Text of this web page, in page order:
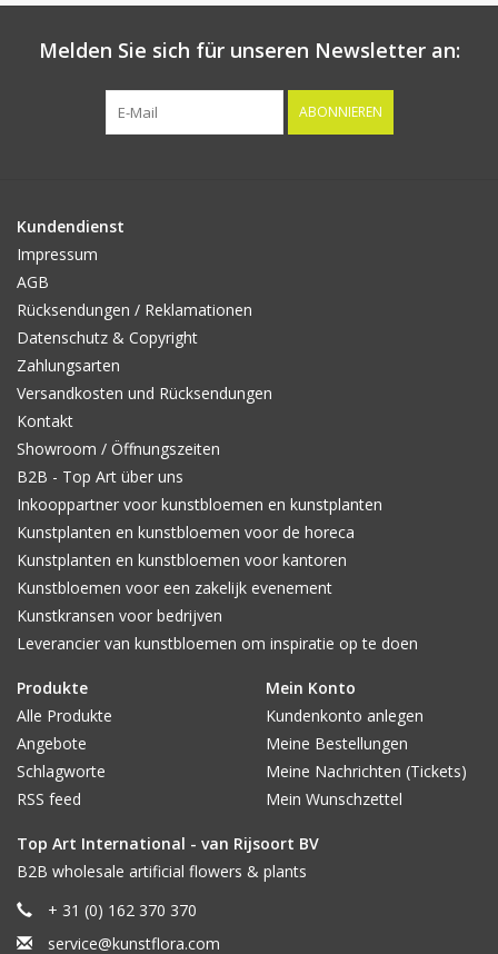
Melden Sie sich für unseren Newsletter an:
ABONNIEREN
Kundendienst
Impressum
AGB
Rücksendungen / Reklamationen
Datenschutz & Copyright
Zahlungsarten
Versandkosten und Rücksendungen
Kontakt
Showroom / Öffnungszeiten
B2B - Top Art über uns
Inkooppartner voor kunstbloemen en kunstplanten
Kunstplanten en kunstbloemen voor de horeca
Kunstplanten en kunstbloemen voor kantoren
Kunstbloemen voor een zakelijk evenement
Kunstkransen voor bedrijven
Leverancier van kunstbloemen om inspiratie op te doen
Produkte
Alle Produkte
Angebote
Schlagworte
RSS feed
Mein Konto
Kundenkonto anlegen
Meine Bestellungen
Meine Nachrichten (Tickets)
Mein Wunschzettel
Top Art International - van Rijsoort BV
B2B wholesale artificial flowers & plants
+ 31 (0) 162 370 370
service@kunstflora.com